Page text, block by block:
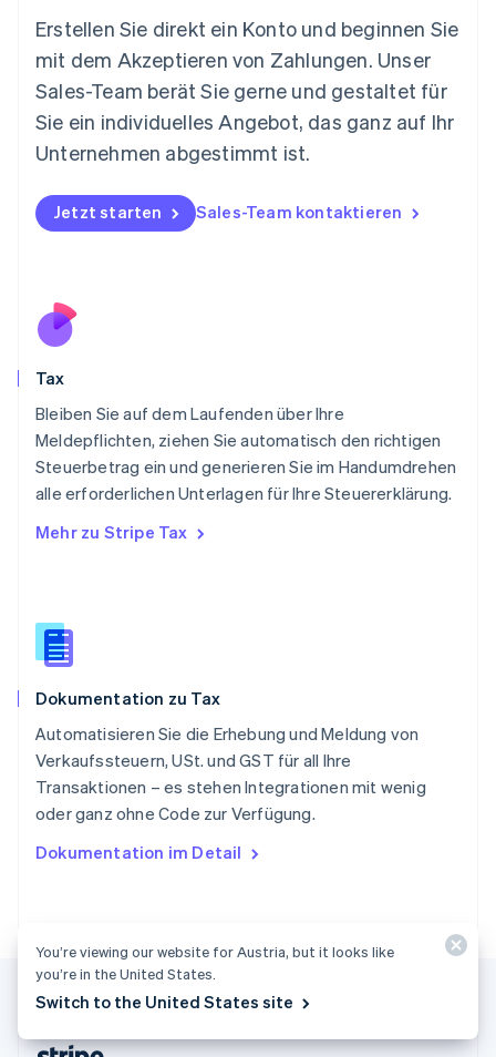
Erstellen Sie direkt ein Konto und beginnen Sie
mit dem Akzeptieren von Zahlungen. Unser
Sales-Team berät Sie gerne und gestaltet für
Sie ein individuelles Angebot, das ganz auf Ihr
Unternehmen abgestimmt ist.
Jetzt starten Sales-Team kontaktieren
Tax
Bleiben Sie auf dem Laufenden über Ihre
Meldepflichten, ziehen Sie automatisch den richtigen
Steuerbetrag ein und generieren Sie im Handumdrehen
alle erforderlichen Unterlagen für Ihre Steuererklärung.
Mehr zu Stripe Tax
Dokumentation zu Tax
Automatisieren Sie die Erhebung und Meldung von
Verkaufssteuern, USt. und GST für all Ihre
Transaktionen – es stehen Integrationen mit wenig
oder ganz ohne Code zur Verfügung.
Dokumentation im Detail
English
Mexiko
Español English
Neuseeland
English
NederlandsEnglish
English
Österreich
Portugal
Português
Schweden
Schweiz
DeutschFrançaisItalianoEnglish
Singapur
Slowakei
Sonderverwaltungsregion Hongkong,
China
Spanien
EspañolEnglish
Thailand
Tschechische Republik
English
English
EnglishEspañol简体中文
Vereinigtes Königreich
English
English
You’re viewing our website for Austria, but it looks like
you’re in the United States.
Switch to the United States site